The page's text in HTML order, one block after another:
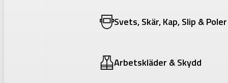
Svets, Skär, Kap, Slip & Poler
Arbetskläder & Skydd